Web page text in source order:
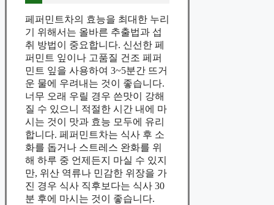
페퍼민트차의 효능을 최대한 누리
기 위해서는 올바른 추출법과 섭
취 방법이 중요합니다. 신선한 페
퍼민트 잎이나 고품질 건조 페퍼
민트 잎을 사용하여 3~5분간 뜨거
운 물에 우려내는 것이 좋습니다.
너무 오래 우릴 경우 쓴맛이 강해
질 수 있으니 적절한 시간 내에 마
시는 것이 맛과 효능 모두에 유리
합니다. 페퍼민트차는 식사 후 소
화를 돕거나 스트레스 완화를 위
해 하루 중 언제든지 마실 수 있지
만, 위산 역류나 민감한 위장을 가
진 경우 식사 직후보다는 식사 30
분 후에 마시는 것이 좋습니다.